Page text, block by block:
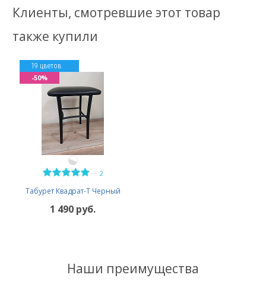
Клиенты, смотревшие этот товар
также купили
2
Табурет Квадрат-Т Черный
19 цветов
1 490 руб.
-50%
Наши преимущества